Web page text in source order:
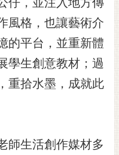
風格，也讓藝術介
的平台，並重新體
學生創意教材；過
重拾水墨，成就此
生活創作媒材多